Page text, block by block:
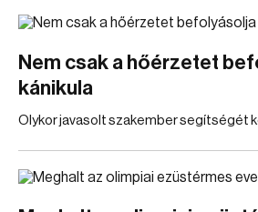
Nem csak a hőérzetet
kánikula
Olykor javasolt szakember segítségét